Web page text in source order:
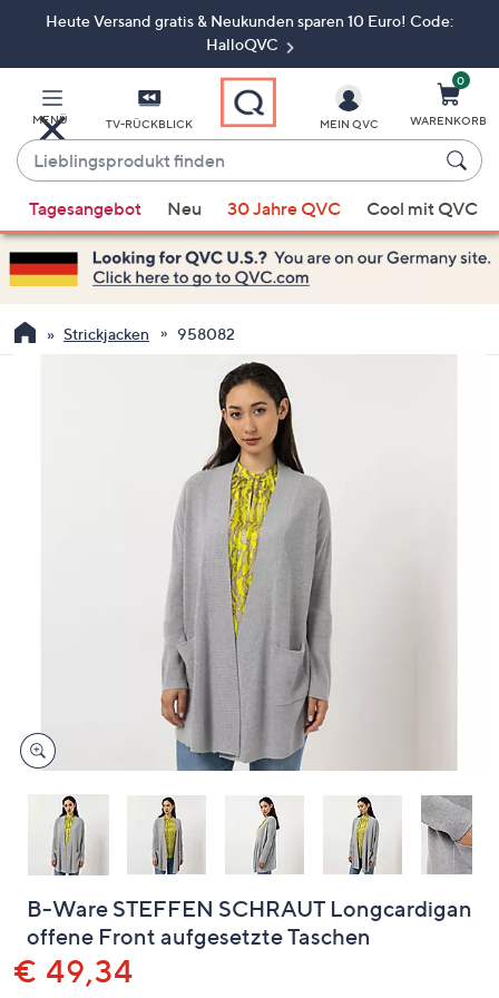
ZumHeute Versand gratis & Neukunden sparen 10 Euro! Code:
HalloQVC
MENÜ TV-RÜCKBLICK
Lieblingsprodukt
finden
Vorschläge
verfügbar
sind,
verwenden
Sie
links
bzw.
diese
anzuzeigen.
MEIN QVC
0
WARENKORB
Tagesangebot Neu 30 Jahre QVC Cool mit QVC
Strickjacken 958082
B-Ware STEFFEN SCHRAUT Longcardigan
offene Front aufgesetzte Taschen
Gelöscht
€ 49,34